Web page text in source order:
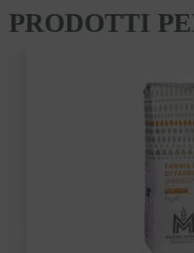
PRODOTTI